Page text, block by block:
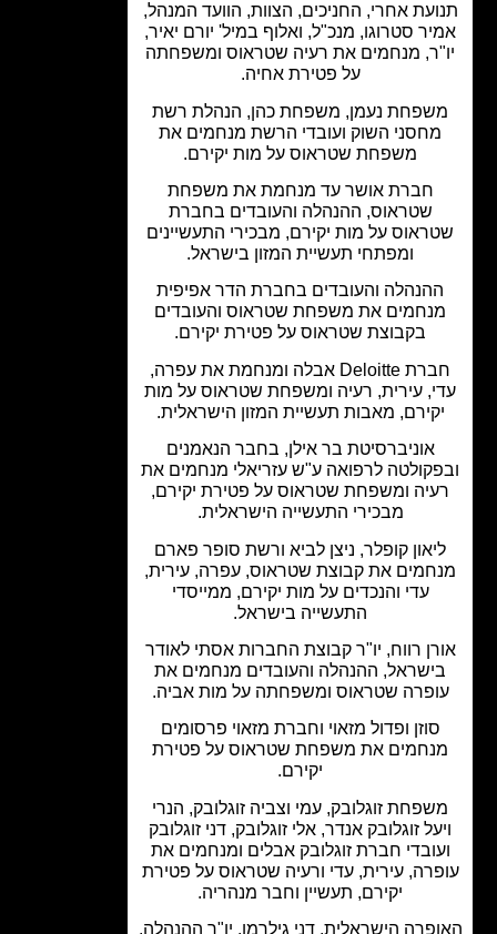
אחרי, החניכים, הצוות, הוועד המנהל,
סטרוגו, מנכ"ל, ואלוף במיל' יורם יאיר,
מנחמים את רעיה שטראוס ומשפחתה
על פטירת אחיה.
נעמן, משפחת כהן, הנהלת רשת
השוק ועובדי הרשת מנחמים את
משפחת שטראוס על מות יקירם.
חברת אושר עד מנחמת את משפחת
שטראוס, ההנהלה והעובדים בחברת
על מות יקירם, מבכירי התעשיינים
ומפתחי תעשיית המזון בישראל.
והעובדים בחברת הדר אפיפית
את משפחת שטראוס והעובדים
בקבוצת שטראוס על פטירת יקירם.
חברת Deloitte אבלה ומנחמת את עפרה,
עירית, רעיה ומשפחת שטראוס על מות
מאבות תעשיית המזון הישראלית.
אוניברסיטת בר אילן, בחבר הנאמנים
לרפואה ע"ש עזריאלי מנחמים את
ומשפחת שטראוס על פטירת יקירם,
מבכירי התעשייה הישראלית.
קופלר, ניצן לביא ורשת סופר פארם
את קבוצת שטראוס, עפרה, עירית,
עדי והנכדים על מות יקירם, ממייסדי
התעשייה בישראל.
רווח, יו"ר קבוצת החברות אסתי לאודר
ההנהלה והעובדים מנחמים את
שטראוס ומשפחתה על מות אביה.
סוזן ופדול מזאוי וחברת מזאוי פרסומים
את משפחת שטראוס על פטירת
זוגלובק, עמי וצביה זוגלובק, הנרי
זוגלובק אנדר, אלי זוגלובק, דני זוגלובק
חברת זוגלובק אבלים ומנחמים את
עירית, עדי ורעיה שטראוס על פטירת
יקירם, תעשיין וחבר מנהריה.
הישראלית, דני גילרמן, יו"ר ההנהלה,